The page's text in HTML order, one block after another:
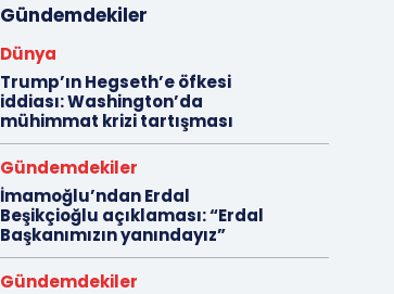
Gündemdekiler
Dünya
Trump’ın Hegseth’e öfkesi
iddiası: Washington’da
mühimmat krizi tartışması
Gündemdekiler
İmamoğlu’ndan Erdal
Beşikçioğlu açıklaması: “Erdal
Başkanımızın yanındayız”
Gündemdekiler